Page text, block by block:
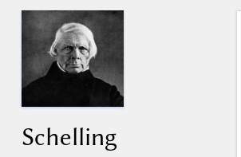
Schelling